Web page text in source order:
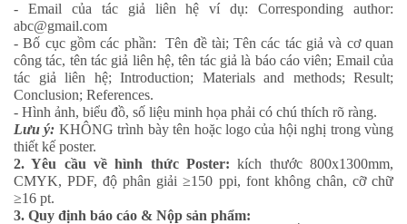
- Email của tác giả liên hệ ví dụ: Corresponding author:
abc@gmail.com
- Bố cục gồm các phần:
Tên đề tài; Tên các tác giả và cơ quan
công tác, tên tác giả liên hệ, tên tác giả là báo cáo viên; Email của
tác giả liên hệ; Introduction; Materials and methods; Result;
Conclusion; References.
- Hình ảnh, biểu đồ, số liệu minh họa phải có chú thích rõ ràng.
Lưu ý: KHÔNG trình bày tên hoặc logo của hội nghị trong vùng
thiết kế poster.
2. Yêu cầu về hình thức Poster: kích thước 800x1300mm,
CMYK, PDF, độ phân giải ≥150 ppi, font không chân, cỡ chữ
≥16 pt.
3. Quy định báo cáo & Nộp sản phẩm: